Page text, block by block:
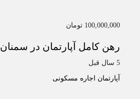
100,000,000 تومان
رهن کامل آپارتمان در سمنان
5 سال قبل
آپارتمان اجاره مسکونی